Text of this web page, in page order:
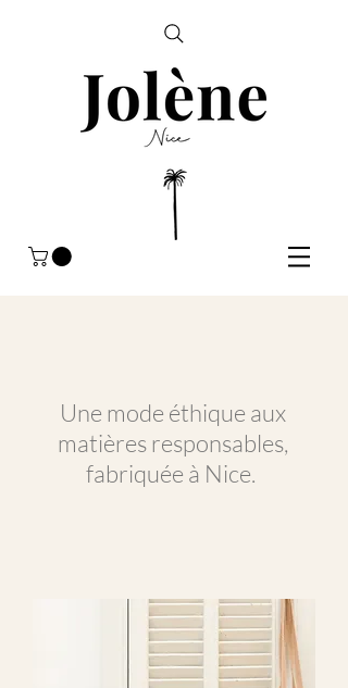
Une mode éthique aux
matières responsables,
fabriquée à Nice.